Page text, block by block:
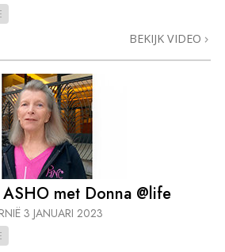
BEKIJK VIDEO
met Donna @life
3 JANUARI 2023